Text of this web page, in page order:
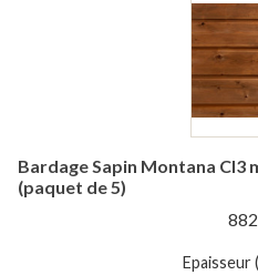
Bardage Sapin Montana Cl3
(paquet de 5)
Epaisseur